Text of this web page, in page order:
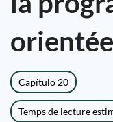
Capítulo 20
Temps de lecture